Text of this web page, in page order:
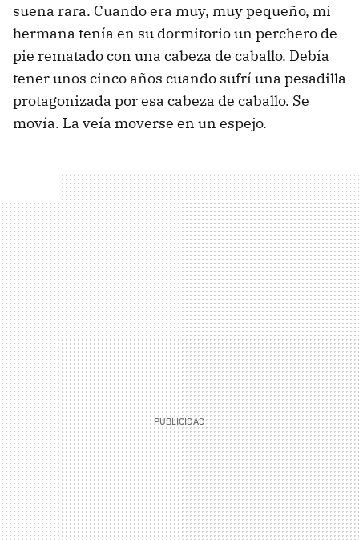
suena rara. Cuando era muy, muy pequeño, mi
hermana tenía en su dormitorio un perchero de
pie rematado con una cabeza de caballo. Debía
tener unos cinco años cuando sufrí una pesadilla
protagonizada por esa cabeza de caballo. Se
movía. La veía moverse en un espejo.